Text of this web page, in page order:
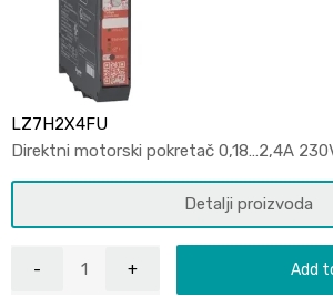
LZ7H2X4FU
Direktni motorski pokretač 0,18…2,4A
Detalji proizvoda
Add